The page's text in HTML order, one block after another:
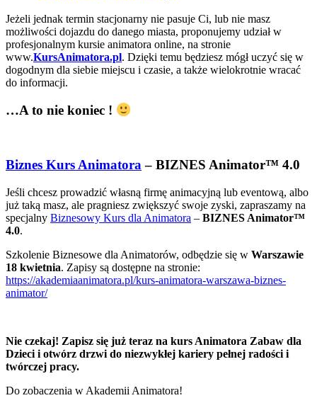
Jeżeli jednak termin stacjonarny nie pasuje Ci, lub nie masz
możliwości dojazdu do danego miasta, proponujemy udział w
profesjonalnym kursie animatora online, na stronie
www.KursAnimatora.pl. Dzięki temu będziesz mógł uczyć się w
dogodnym dla siebie miejscu i czasie, a także wielokrotnie wracać
do informacji.
…A to nie koniec !
Biznes Kurs Animatora– BIZNES Animator™ 4.0
Jeśli chcesz prowadzić własną firmę animacyjną lub eventową, albo
już taką masz, ale pragniesz zwiększyć swoje zyski, zapraszamy na
specjalny Biznesowy Kurs dla Animatora – BIZNES Animator™
4.0.
Szkolenie Biznesowe dla Animatorów, odbędzie się w Warszawie
18 kwietnia. Zapisy są dostępne na stronie:
https://akademiaanimatora.pl/kurs-animatora-warszawa-biznes-
animator/
Nie czekaj! Zapisz się już teraz na kurs Animatora Zabaw dla
Dzieci i otwórz drzwi do niezwykłej kariery pełnej radości i
twórczej pracy.
Do zobaczenia w Akademii Animatora!